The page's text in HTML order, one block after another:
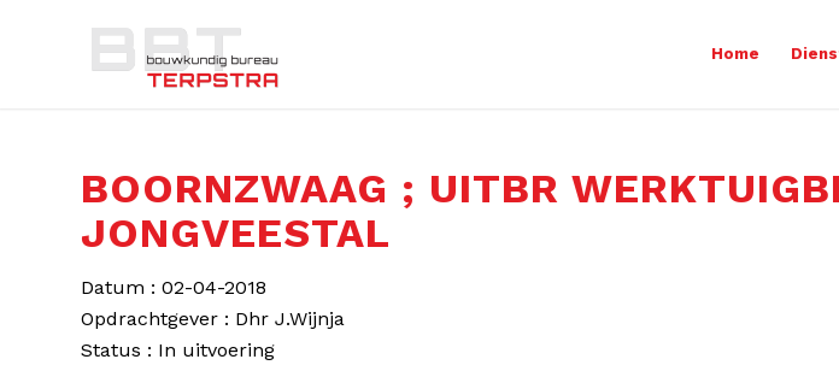
Home
BOORNZWAAG ; UITBR
JONGVEESTAL
Datum : 02-04-2018
Opdrachtgever : Dhr J.Wijnja
Status : In uitvoering